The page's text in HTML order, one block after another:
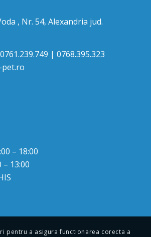
, Nr. 54, Alexandria jud.
| 0768.395.323
– 18:00
– 13:00
pentru a asigura functionarea corecta a